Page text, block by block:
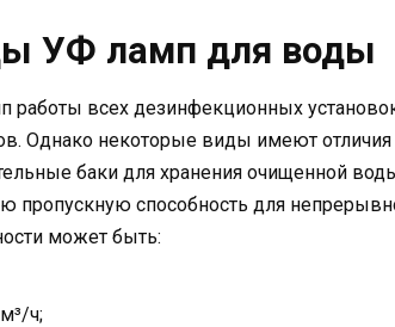
УФ ламп для воды
работы всех дезинфекционных
Однако некоторые виды имеют отличия
баки для хранения очищенной
пропускную способность для
может быть:
ч;